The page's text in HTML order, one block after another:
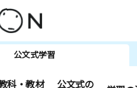
公文式学習
科・教材
公文式の